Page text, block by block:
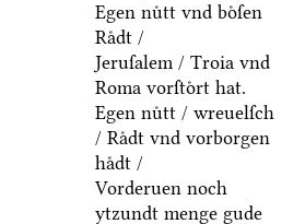
Egen nuͤtt vnd boͤſen
Raͤdt /
Jeruſalem / Troia vnd
Roma vorſtoͤrt hat.
Egen nuͤtt / wreuelſch
/ Raͤdt vnd vorborgen
haͤdt /
Vorderuen noch
ytzundt menge gude